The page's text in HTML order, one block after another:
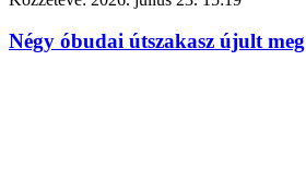
Négy óbudai útszakasz újult meg